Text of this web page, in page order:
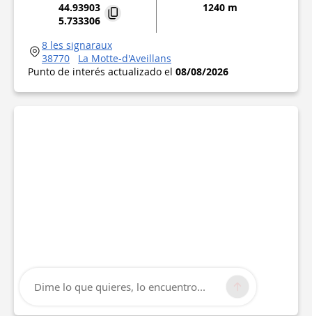
44.93903
5.733306
1240 m
8 les signaraux
38770
La Motte-d'Aveillans
Punto de interés actualizado el 08/08/2026
Dime lo que quieres, lo encuentro...